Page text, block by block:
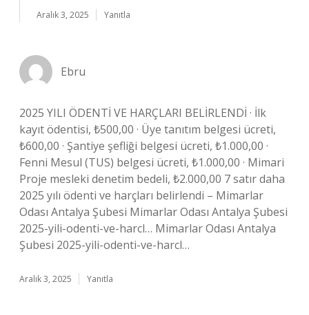
Aralık 3, 2025 Yanıtla
Ebru
2025 YILI ÖDENTİ VE HARÇLARI BELİRLENDİ · İlk
kayıt ödentisi, ₺500,00 · Üye tanıtım belgesi ücreti,
₺600,00 · Şantiye şefliği belgesi ücreti, ₺1.000,00 ·
Fenni Mesul (TUS) belgesi ücreti, ₺1.000,00 · Mimari
Proje mesleki denetim bedeli, ₺2.000,00 7 satır daha
2025 yılı ödenti ve harçları belirlendi – Mimarlar
Odası Antalya Şubesi Mimarlar Odası Antalya Şubesi
2025-yili-odenti-ve-harcl… Mimarlar Odası Antalya
Şubesi 2025-yili-odenti-ve-harcl…
Aralık 3, 2025 Yanıtla